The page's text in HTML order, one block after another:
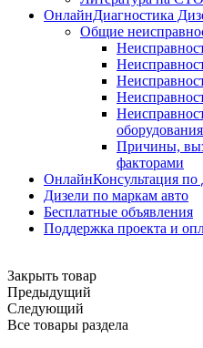
ОнлайнДиагностика
Общие
оборудования
Причины,
факторами
ОнлайнКонсультация
Дизели по маркам авто
Бесплатные объявления
Поддержка проекта и
Закрыть товар
Предыдущий
Следующий
Все товары раздела